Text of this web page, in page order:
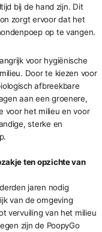
bij de hand zijn. Dit
zorgt ervoor dat het
op te vangen.
voor hygiënische
Door te kiezen voor
afbreekbare
aan een groenere,
voor het milieu en voor
sterke en
ten opzichte van
jaren nodig
van de omgeving
vervuiling van het milieu
zijn de PoopyGo